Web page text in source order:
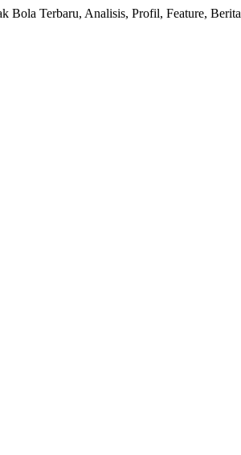
Bola Terbaru, Analisis, Profil, Feature,